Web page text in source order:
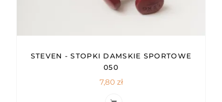
STEVEN - STOPKI DAMSKIE SPORTOWE
050
7,80 zł